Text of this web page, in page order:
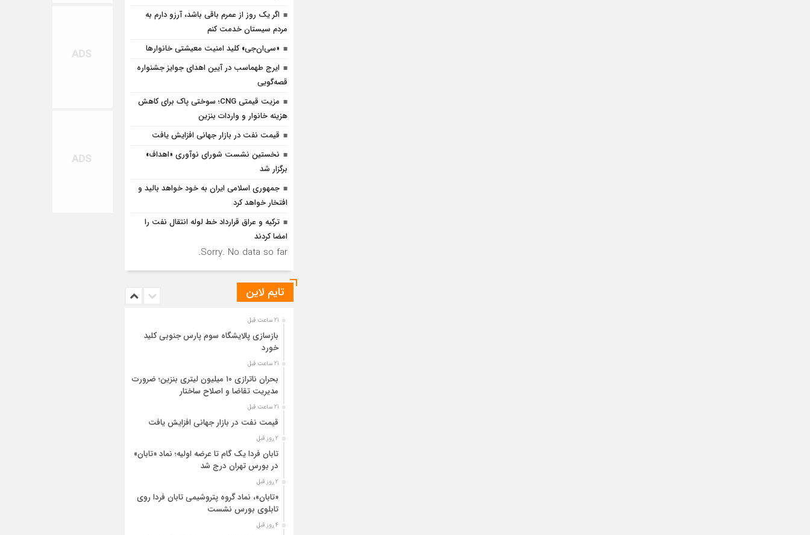
اگر یک روز از عمرم باقی باشد، آرزو دارم به
مردم سیستان خدمت کنم
«سی‌ان‌جی» کلید امنیت معیشتی خانوارها
ایرج طهماسب در آیین اهدای جوایز جشنواره
قصه‌گویی
مزیت قیمتی CNG؛ سوختی پاک برای کاهش
هزینه خانوار و واردات بنزین
قیمت نفت در بازار جهانی افزایش یافت
نخستین نشست شورای نوآوری «اهداف»
برگزار شد
جمهوری اسلامی ایران به خود خواهد بالید و
افتخار خواهد کرد
ترکیه و عراق قرارداد خط لوله انتقال نفت را
امضا کردند
Sorry. No data so far.
تایم لاین
21 ساعت قبل
بازسازی پالایشگاه سوم پارس جنوبی کلید
خورد
21 ساعت قبل
بحران ناترازی ۱۰ میلیون لیتری بنزین؛ ضرورت
مدیریت تقاضا و اصلاح ساختار
21 ساعت قبل
قیمت نفت در بازار جهانی افزایش یافت
2 روز قبل
تابان فردا یک گام تا عرضه اولیه؛ نماد «تابان»
در بورس تهران درج شد
2 روز قبل
«تابان»، نماد گروه پتروشیمی تابان فردا روی
تابلوی بورس نشست
4 روز قبل